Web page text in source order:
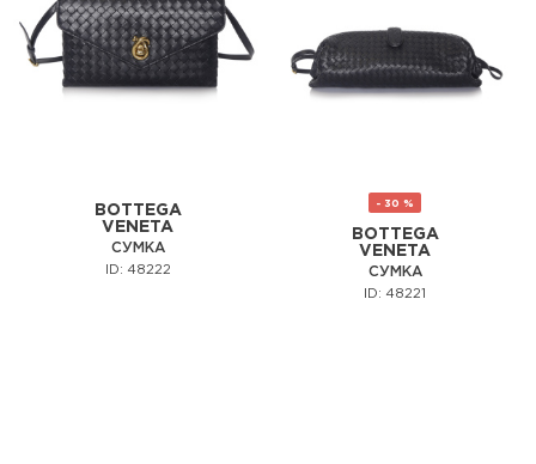
BOTTEGA
VENETA
СУМКА
ID: 48222
- 30 %
BOTTEGA
VENETA
СУМКА
ID: 48221